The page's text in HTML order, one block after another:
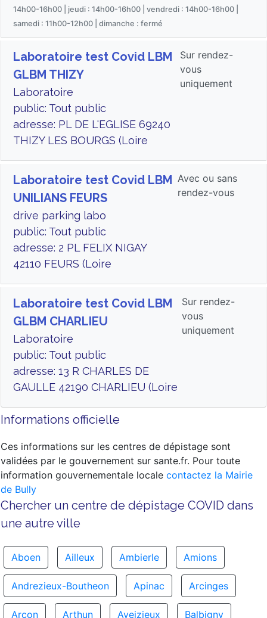
14h00-16h00 | jeudi : 14h00-16h00 | vendredi : 14h00-16h00 |
samedi : 11h00-12h00 | dimanche : fermé
Laboratoire test Covid LBM
GLBM THIZY
Laboratoire
public: Tout public
adresse: PL DE L'EGLISE 69240
THIZY LES BOURGS (Loire
Sur rendez-
vous
uniquement
Laboratoire test Covid LBM
UNILIANS FEURS
drive parking labo
public: Tout public
adresse: 2 PL FELIX NIGAY
42110 FEURS (Loire
Avec ou sans
rendez-vous
Laboratoire test Covid LBM
GLBM CHARLIEU
Laboratoire
public: Tout public
adresse: 13 R CHARLES DE
GAULLE 42190 CHARLIEU (Loire
Sur rendez-
vous
uniquement
Informations officielle
Ces informations sur les centres de dépistage sont
validées par le gouvernement sur sante.fr. Pour toute
information gouvernementale locale contactez la Mairie
de Bully
Chercher un centre de dépistage COVID dans
une autre ville
Aboen Ailleux Ambierle Amions
Andrezieux-Boutheon Apinac Arcinges
Arcon Arthun Aveizieux Balbigny